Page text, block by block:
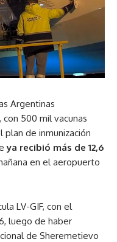
Argentinas
500 mil vacunas
de inmunización
ya recibió más de 12,6
en el aeropuerto
LV-GIF, con el
luego de haber
de Sheremetievo